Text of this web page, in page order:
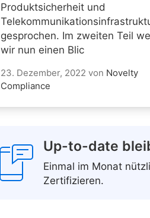
Produktsicherheit und
gesprochen. Im zweiten Teil
wir nun einen Blic
23. Dezember, 2022 von Novelty
Compliance
Up-to-date
Einmal im Monat
Zertifizieren.